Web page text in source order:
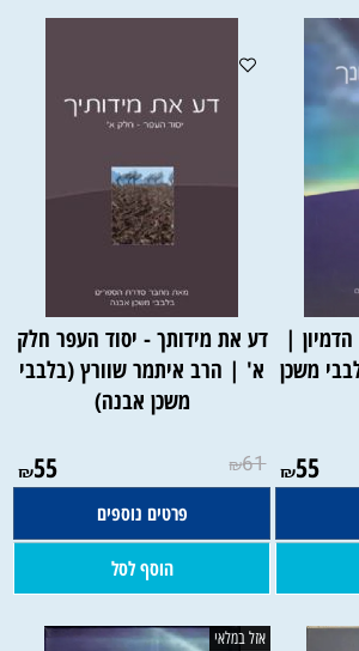
|
משכן
₪55
דע את מידותך - יסוד העפר חלק
א' | הרב איתמר שוורץ (בלבבי
משכן אבנה)
₪61
₪55
פרטים נוספים
הוסף לסל
אזל במלאי